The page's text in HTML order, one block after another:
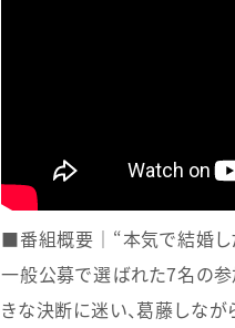
■番組概要｜“本気で結婚
一般公募で選ばれた7名の参
きな決断に迷い、葛藤しな